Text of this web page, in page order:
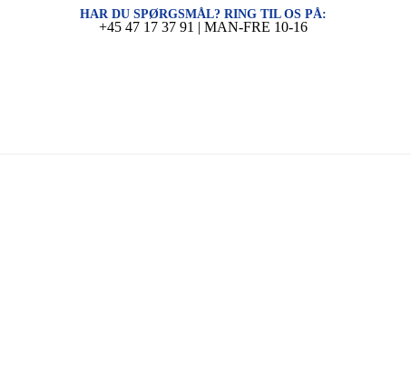
HAR DU SPØRGSMÅL? RING TIL OS PÅ:
+45 47 17 37 91 | MAN-FRE 10-16